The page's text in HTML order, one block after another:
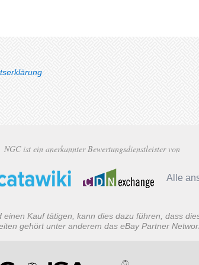
NGC ist ein anerkannter Bewertungsdienstleister von
Alle
Kauf tätigen, kann dies dazu führen, dass
gehört unter anderem das eBay Partner